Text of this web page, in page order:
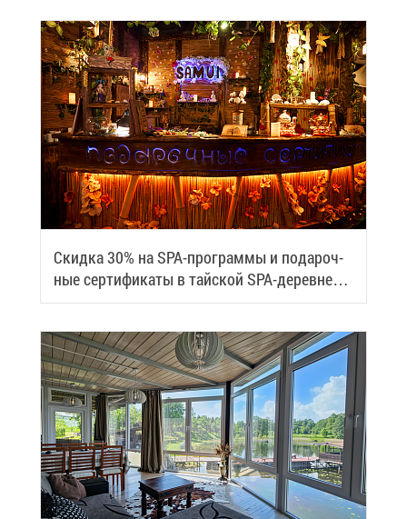
Скид­ка 30% на SPA-про­грам­мы и по­да­роч­
ные сер­ти­фи­ка­ты в тай­ской SPA-де­ревне
Samui